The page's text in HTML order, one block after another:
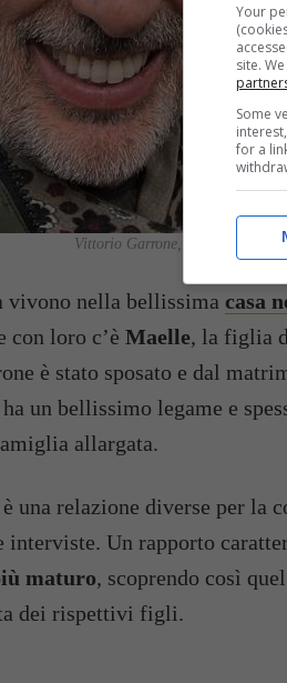
Vittorio Garrone, chi è il
nella bellissima casa
con loro c’è Maelle, la figlia
è stato sposato e dal
un bellissimo legame e
allargata.
una relazione diverse per la
Un rapporto
maturo, scoprendo così
dei rispettivi figli.
Your
site.
Some
for a